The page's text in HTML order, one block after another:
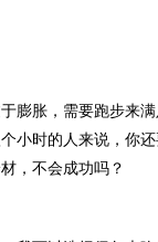
膨胀，需要跑步来
小时的人来说，你
，不会成功吗？